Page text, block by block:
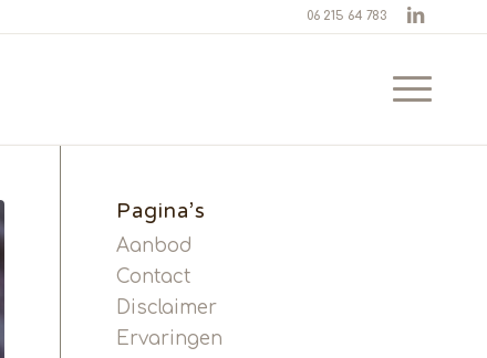
06 215 64 783
Pagina’s
Aanbod
Contact
Disclaimer
Ervaringen